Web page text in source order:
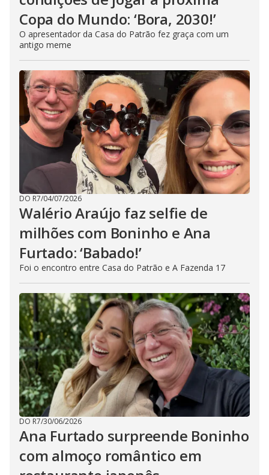
Copa do Mundo: ‘Bora, 2030!’
O apresentador da Casa do Patrão fez graça com um
antigo meme
DO R7/04/07/2026
Walério Araújo faz selfie de
milhões com Boninho e Ana
Furtado: ‘Babado!’
Foi o encontro entre Casa do Patrão e A Fazenda 17
DO R7/30/06/2026
Ana Furtado surpreende Boninho
com almoço romântico em